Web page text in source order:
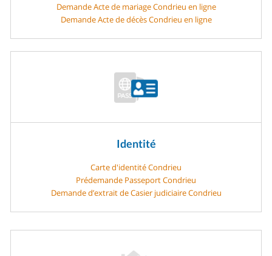
Demande Acte de mariage Condrieu en ligne
Demande Acte de décès Condrieu en ligne
Identité
Carte d'identité Condrieu
Prédemande Passeport Condrieu
Demande d’extrait de Casier judiciaire Condrieu